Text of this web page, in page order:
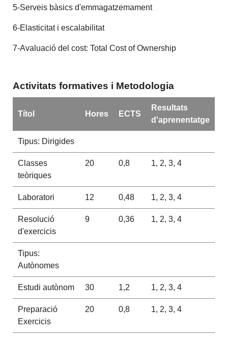
5-Serveis bàsics d'emmagatzemament
6-Elasticitat i escalabilitat
7-Avaluació del cost: Total Cost of Ownership
Activitats formatives i Metodologia
Títol Hores ECTS
Resultats
d'aprenentatge
Tipus: Dirigides
Classes
teòriques
20 0,8 1, 2, 3, 4
Laboratori 12 0,48 1, 2, 3, 4
Resolució
d'exercicis
9 0,36 1, 2, 3, 4
Tipus:
Autònomes
Estudi autònom 30 1,2 1, 2, 3, 4
Preparació
Exercicis
20 0,8 1, 2, 3, 4